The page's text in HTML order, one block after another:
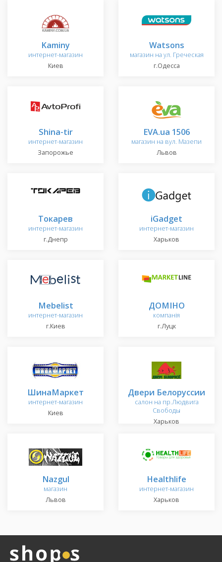
Kaminy
интернет-магазин
Киев
Watsons
магазин на ул. Греческая
г.Одесса
Shina-tir
интернет-магазин
Запорожье
EVA.ua 1506
магазин на вул. Мазепи
Львов
Токарев
интернет-магазин
г.Днепр
iGadget
интернет-магазин
Харьков
Mebelist
интернет-магазин
г.Киев
ДОМІНО
компанія
г.Луцк
ШинаМаркет
интернет-магазин
Киев
Двери Белоруссии
салон на пр.Людвига
Свободы
Харьков
Nazgul
магазин
Львов
Healthlife
интернет-магазин
Харьков